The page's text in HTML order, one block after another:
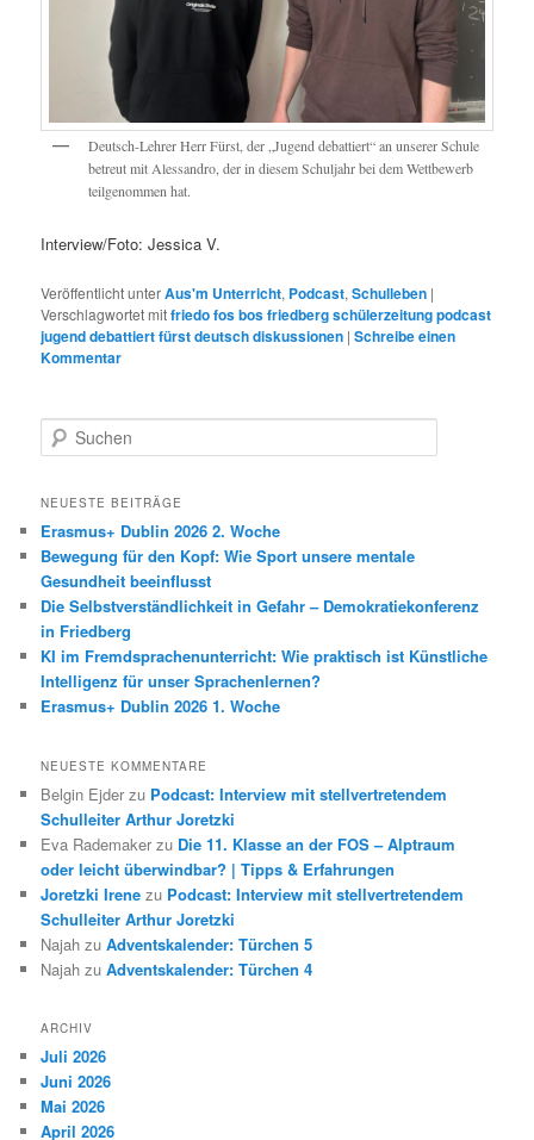
Deutsch-Lehrer Herr Fürst, der „Jugend debattiert“ an unserer Schule
betreut mit Alessandro, der in diesem Schuljahr bei dem Wettbewerb
teilgenommen hat.
Interview/Foto: Jessica V.
Veröffentlicht unterAus'm Unterricht, Podcast,Schulleben |
Verschlagwortet mitfriedo fos bos friedberg schülerzeitung podcast
jugend debattiert fürst deutsch diskussionen |Schreibe einen
Kommentar
u
h
n
NEUESTE BEITRÄGE
Erasmus+ Dublin 2026 2. Woche
Bewegung für den Kopf: Wie Sport unsere mentale
Gesundheit beeinflusst
Die Selbstverständlichkeit in Gefahr – Demokratiekonferenz
in Friedberg
KI im Fremdsprachenunterricht: Wie praktisch ist Künstliche
Intelligenz für unser Sprachenlernen?
Erasmus+ Dublin 2026 1. Woche
NEUESTE KOMMENTARE
Belgin Ejder zu Podcast: Interview mit stellvertretendem
Schulleiter Arthur Joretzki
Eva Rademaker zu Die 11. Klasse an der FOS – Alptraum
oder leicht überwindbar? | Tipps & Erfahrungen
Joretzki Irene zu Podcast: Interview mit stellvertretendem
Schulleiter Arthur Joretzki
Najah zuAdventskalender: Türchen 5
Najah zuAdventskalender: Türchen 4
ARCHIV
Juli 2026
Juni 2026
Mai 2026
April 2026